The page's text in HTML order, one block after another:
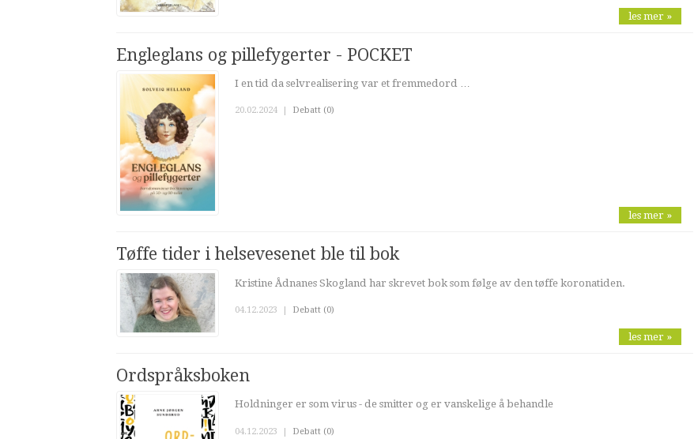
les mer »
Engleglans og pillefygerter - POCKET
I en tid da selvrealisering var et fremmedord …
20.02.2024 Debatt (0)
les mer »
Tøffe tider i helsevesenet ble til bok
Kristine Ådnanes Skogland har skrevet bok som følge av den tøffe koronatiden.
04.12.2023 | Debatt (0)
les mer »
Ordspråksboken
Holdninger er som virus - de smitter og er vanskelige å behandle
04.12.2023 | Debatt (0)